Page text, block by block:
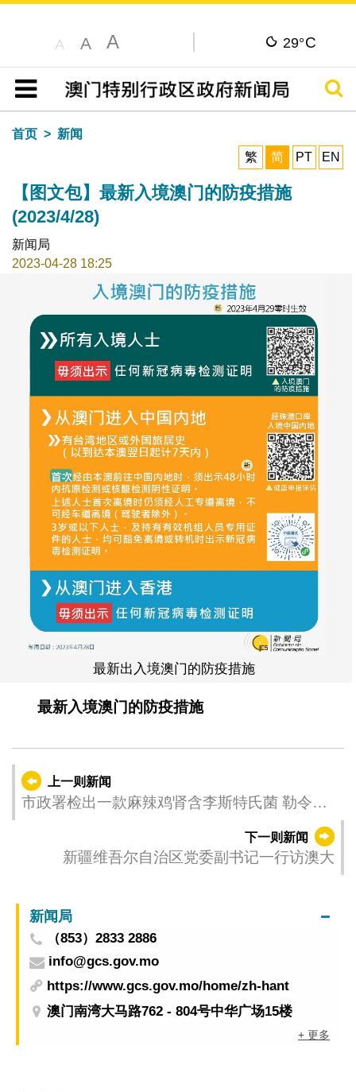
A A A 29°C
目录
搜寻
首页
新闻
繁
简 PT EN
【图文包】最新入境澳门的防疫措施
(2023/4/28)
新闻局
2023-04-28 18:25
最新出入境澳门的防疫措施
最新入境澳门的防疫措施
上一则新闻
市政署检出一款麻辣鸡肾含李斯特氏菌 勒令停
下一则新闻
新疆维吾尔自治区党委副书记一行访澳大
新闻局
（853）2833 2886
info@gcs.gov.mo
https://www.gcs.gov.mo/home/zh-hant
澳门南湾大马路762 - 804号中华广场15楼
+ 更多